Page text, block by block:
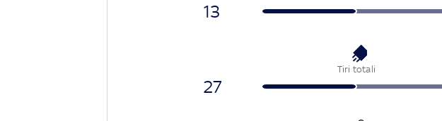
13
Tiri totali
27